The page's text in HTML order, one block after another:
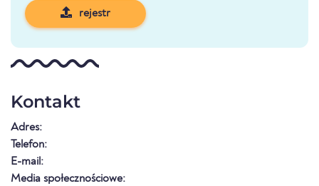
rejestr
Kontakt
Adres:
Telefon:
E-mail:
Media społecznościowe: